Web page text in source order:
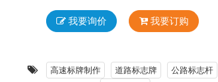
我要询价 我要订购
高速标牌制作 道路标志牌
公路标志杆